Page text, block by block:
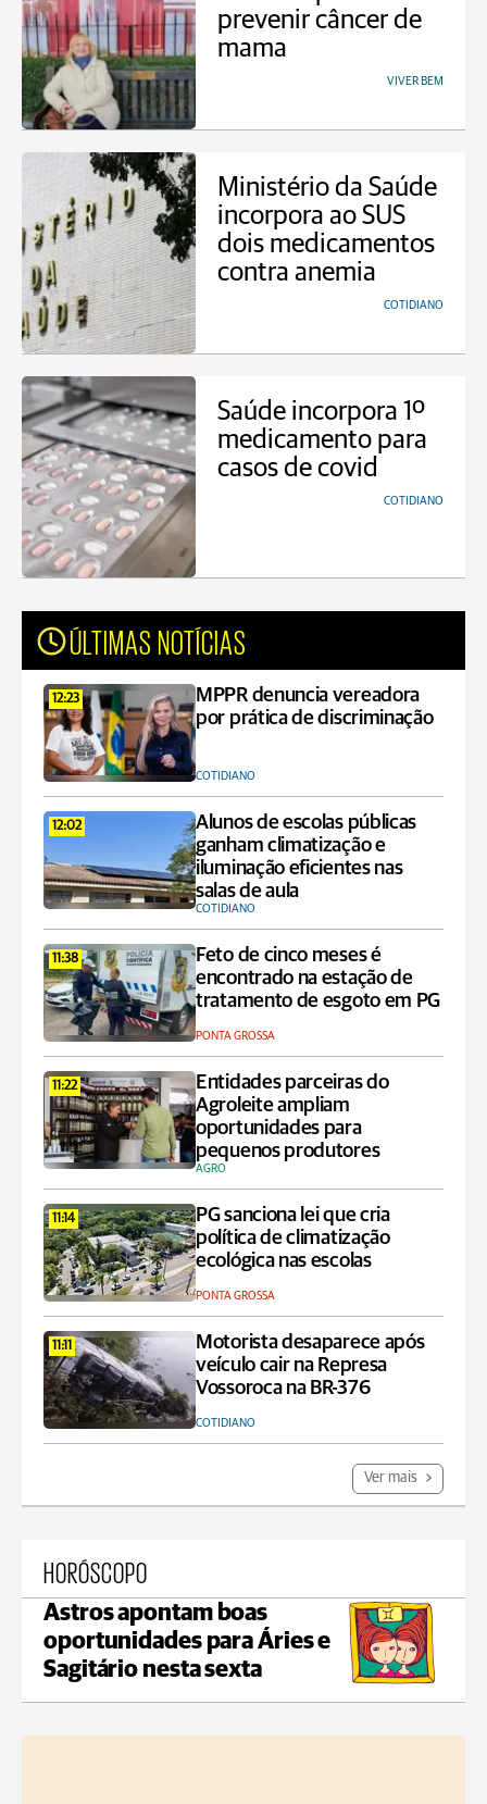
prevenir câncer de
mama
VIVER BEM
Ministério da Saúde
incorpora ao SUS
dois medicamentos
contra anemia
COTIDIANO
Saúde incorpora 1º
medicamento para
casos de covid
COTIDIANO
ÚLTIMAS NOTÍCIAS
12:23
MPPR denuncia vereadora
por prática de discriminação
COTIDIANO
12:02
Alunos de escolas públicas
ganham climatização e
iluminação eficientes nas
salas de aula
COTIDIANO
11:38
Feto de cinco meses é
encontrado na estação de
tratamento de esgoto em PG
PONTA GROSSA
11:22
Entidades parceiras do
Agroleite ampliam
oportunidades para
pequenos produtores
AGRO
11:14
PG sanciona lei que cria
política de climatização
ecológica nas escolas
PONTA GROSSA
11:11
Motorista desaparece após
veículo cair na Represa
Vossoroca na BR-376
COTIDIANO
Ver mais
HORÓSCOPO
Astros apontam boas
oportunidades para Áries e
Sagitário nesta sexta